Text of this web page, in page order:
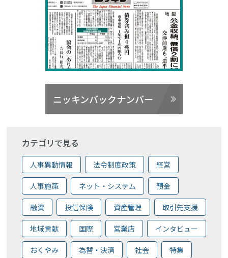
ニッキンバックナンバー
カテゴリで見る
人事異動情報 法令制度政策 経営
人事施策 ネット・システム 預金
融資 投信保険 資産管理 取引先支援
地域貢献 国際 営業店 インタビュー
おくやみ 為替・決済 社会 特集